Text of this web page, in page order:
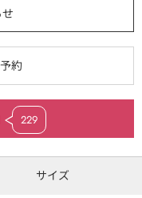
229
サイズ